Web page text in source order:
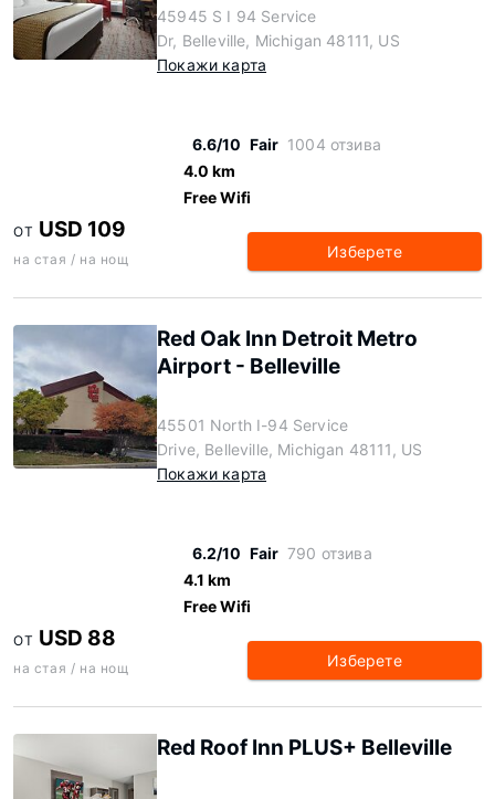
45945 S I 94 Service
Dr, Belleville, Michigan 48111, US
Покажи карта
6.6/10 Fair 1004 отзива
4.0 km
Free Wifi
ОТ USD 109
на стая / на нощ Изберете
Red Oak Inn Detroit Metro
Airport - Belleville
45501 North I-94 Service
Drive, Belleville, Michigan 48111, US
Покажи карта
6.2/10 Fair 790 отзива
4.1 km
Free Wifi
ОТ USD 88
на стая / на нощ Изберете
Red Roof Inn PLUS+ Belleville